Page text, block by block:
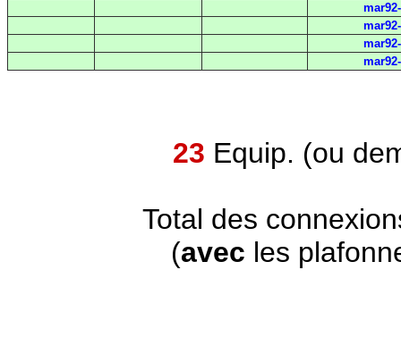
23 Equip. (ou
Total des
(avec les